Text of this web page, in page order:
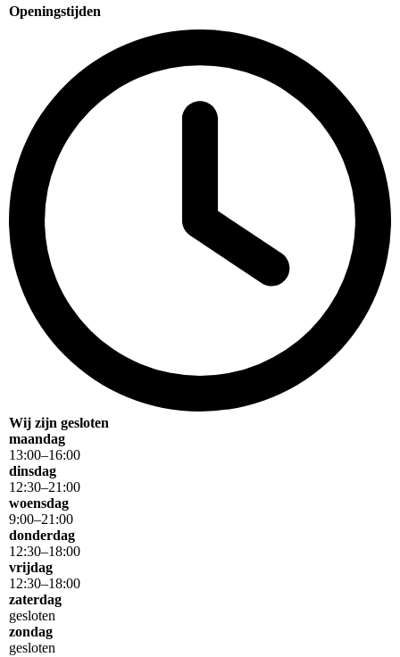
Openingstijden
Wij zijn gesloten
maandag
13:00–16:00
dinsdag
12:30–21 :00
woensdag
9:00–21 :00
donderdag
12:30–18:00
vrijdag
12:30–18:00
zaterdag
gesloten
zondag
gesloten